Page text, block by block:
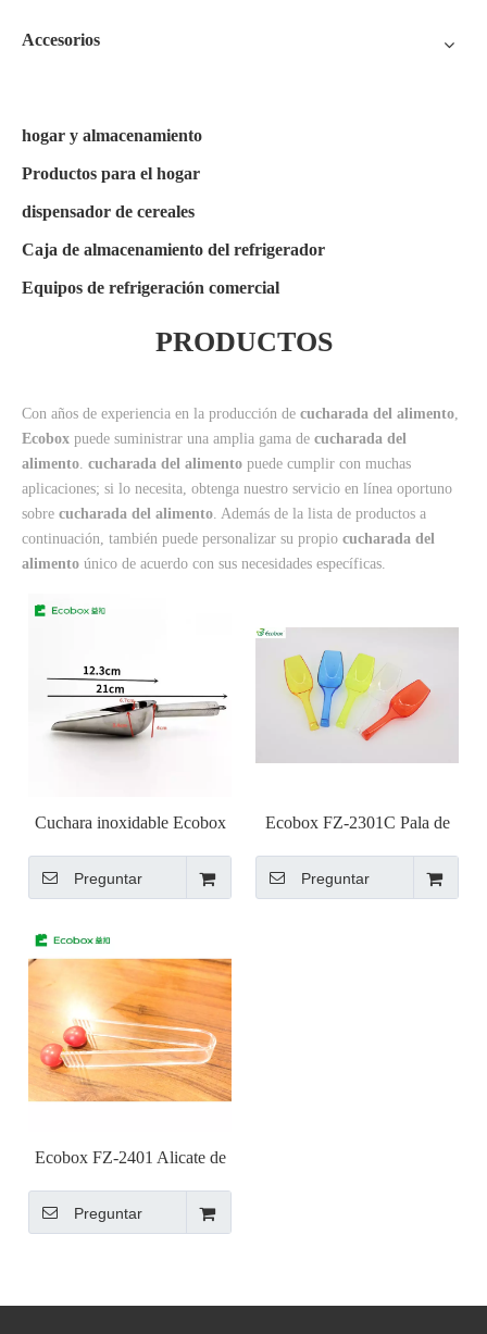
Accesorios
hogar y almacenamiento
Productos para el hogar
dispensador de cereales
Caja de almacenamiento del refrigerador
Equipos de refrigeración comercial
PRODUCTOS
Con años de experiencia en la producción de cucharada del alimento,
Ecobox puede suministrar una amplia gama de cucharada del
alimento. cucharada del alimento puede cumplir con muchas
aplicaciones; si lo necesita, obtenga nuestro servicio en línea oportuno
sobre cucharada del alimento. Además de la lista de productos a
continuación, también puede personalizar su propio cucharada del
alimento único de acuerdo con sus necesidades específicas.
Cuchara inoxidable Ecobox
304 grado alimenticio TY-
002201
Preguntar
Ecobox FZ-2301C Pala de
plástico libre de BPA y
aprobada por la FDA
Preguntar
Ecobox FZ-2401 Alicate de
plástico libre de BPA y
aprobado por la FDA
Preguntar